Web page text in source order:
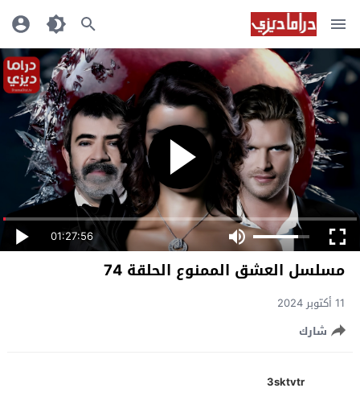
01:27:56
مسلسل العشق الممنوع الحلقة 74
11 أكتوبر 2024
شارك
3sktvtr